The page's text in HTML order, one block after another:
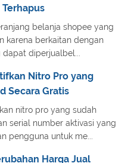
belanja shopee yang
karena berkaitan dengan
diperjualbel...
Nitro Pro yang
Secara Gratis
nitro pro yang sudah
serial number aktivasi yang
pengguna untuk me...
Harga Jual